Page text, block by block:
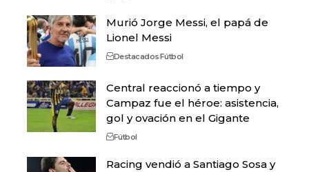
Murió Jorge Messi, el papá de
Lionel Messi
DestacadosFútbol
Central reaccionó a tiempo y
Campaz fue el héroe: asistencia,
gol y ovación en el Gigante
Fútbol
Racing vendió a Santiago Sosa y